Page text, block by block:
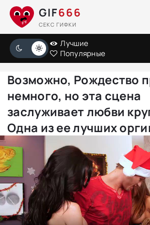
GIF666
СЕКС ГИФКИ
Лучшие
Популярные
Возможно, Рождество
немного, но эта сцена
заслуживает любви
Одна из ее лучших